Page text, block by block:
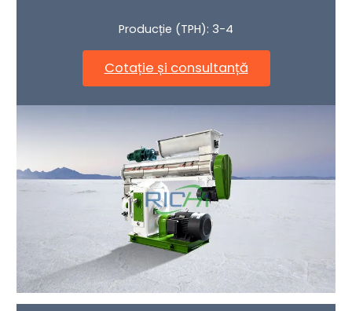
Producție (TPH): 3-4
Cotație și consultanță